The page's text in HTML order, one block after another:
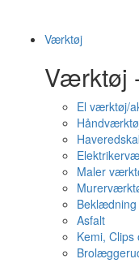
Værktøj
Værktøj
El værktøj/
Maler
Beklædning
Asfalt
Kemi,